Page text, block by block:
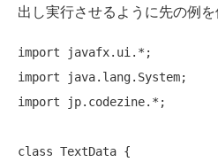
出し実行させるように先の例を
import
import
import jp.codezine.*;
class TextData {